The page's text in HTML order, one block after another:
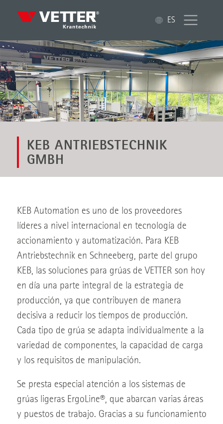
ES
KEB ANTRIEBSTECHNIK
GMBH
KEB Automation es uno de los proveedores
líderes a nivel internacional en tecnología de
accionamiento y automatización. Para KEB
Antriebstechnik en Schneeberg, parte del grupo
KEB, las soluciones para grúas de VETTER son hoy
en día una parte integral de la estrategia de
producción, ya que contribuyen de manera
decisiva a reducir los tiempos de producción.
Cada tipo de grúa se adapta individualmente a la
variedad de componentes, la capacidad de carga
y los requisitos de manipulación.
Se presta especial atención a los sistemas de
grúas ligeras ErgoLine®, que abarcan varias áreas
y puestos de trabajo. Gracias a su funcionamiento